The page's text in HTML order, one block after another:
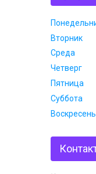
Вторник
Среда
Четверг
Пятница
Суббота